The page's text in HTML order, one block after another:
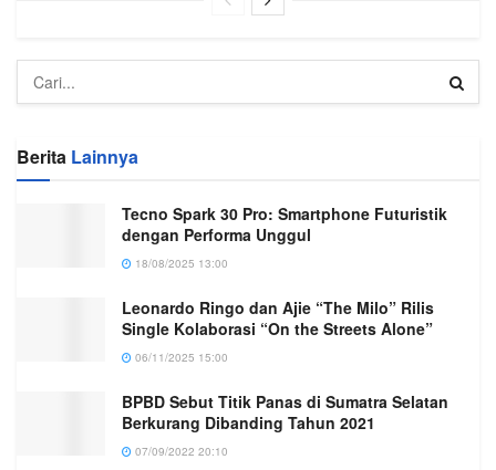
Berita Lainnya
Tecno Spark 30 Pro: Smartphone Futuristik
dengan Performa Unggul
18/08/2025 13:00
Leonardo Ringo dan Ajie “The Milo” Rilis
Single Kolaborasi “On the Streets Alone”
06/11/2025 15:00
BPBD Sebut Titik Panas di Sumatra Selatan
Berkurang Dibanding Tahun 2021
07/09/2022 20:10